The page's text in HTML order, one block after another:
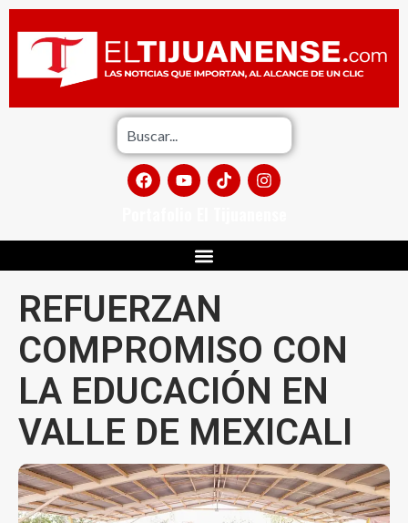
REFUERZAN
COMPROMISO CON
LA EDUCACIÓN EN
VALLE DE MEXICALI